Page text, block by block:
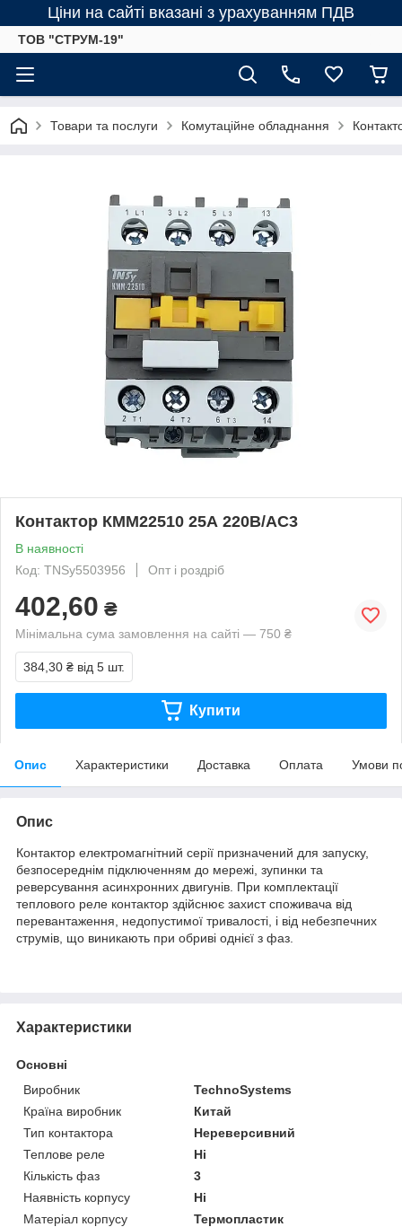
Ціни на сайті вказані з урахуванням ПДВ
ТОВ "СТРУМ-19"
Товари та послуги Комутаційне обладнання
Контактор КММ22510 25А 220В/АС3
В наявності
Код: TNSy5503956
Опт і роздріб
402,60 ₴
Мінімальна сума замовлення на сайті — 750 ₴
384,30 ₴ від 5 шт.
Купити
Опис Характеристики Доставка Оплата Умови
Опис
Контактор електромагнітний серії призначений для запуску,
безпосереднім підключенням до мережі, зупинки та
реверсування асинхронних двигунів. При комплектації
теплового реле контактор здійснює захист споживача від
перевантаження, недопустимої тривалості, і від небезпечних
струмів, що виникають при обриві однієї з фаз.
Характеристики
Основні
Виробник
TechnoSystems
Країна виробник
Китай
Тип контактора
Нереверсивний
Теплове реле
Ні
Кількість фаз
3
Наявність корпусу
Ні
Матеріал корпусу
Термопластик